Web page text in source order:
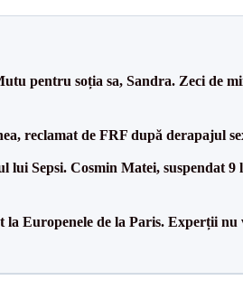
pentru soția sa, Sandra. Zeci de
reclamat de FRF după derapajul
Sepsi. Cosmin Matei, suspendat 9
la Europenele de la Paris. Experții